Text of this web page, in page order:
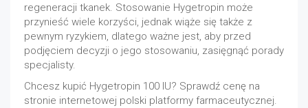
regeneracji tkanek. Stosowanie Hygetropin może
przynieść wiele korzyści, jednak wiąże się także z
pewnym ryzykiem, dlatego ważne jest, aby przed
podjęciem decyzji o jego stosowaniu, zasięgnąć porady
specjalisty.
Chcesz kupić Hygetropin 100 IU? Sprawdź cenę na
stronie internetowej polski platformy farmaceutycznej.